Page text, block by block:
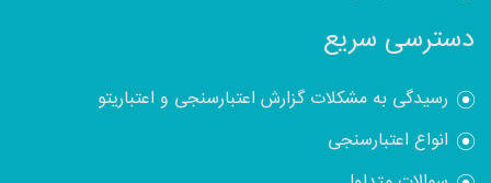
دسترسی سریع
رسیدگی به مشکلات گزارش اعتبارسنجی و اعتباریتو
انواع اعتبارسنجی